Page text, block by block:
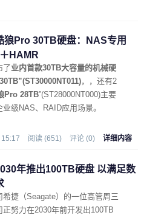
狼Pro 30TB硬盘：NAS专用
HAMR
了业内首款30TB大容量的机械硬
，，还有2
Pro 28TB”(ST28000NT000)主要
级NAS、RAID应用场景。
阅读 (651) 评论 (0) 详细内容
年推出100TB硬盘 以满足数
希捷 （Seagate）的一位高管周三
正努力在2030年前开发出100TB